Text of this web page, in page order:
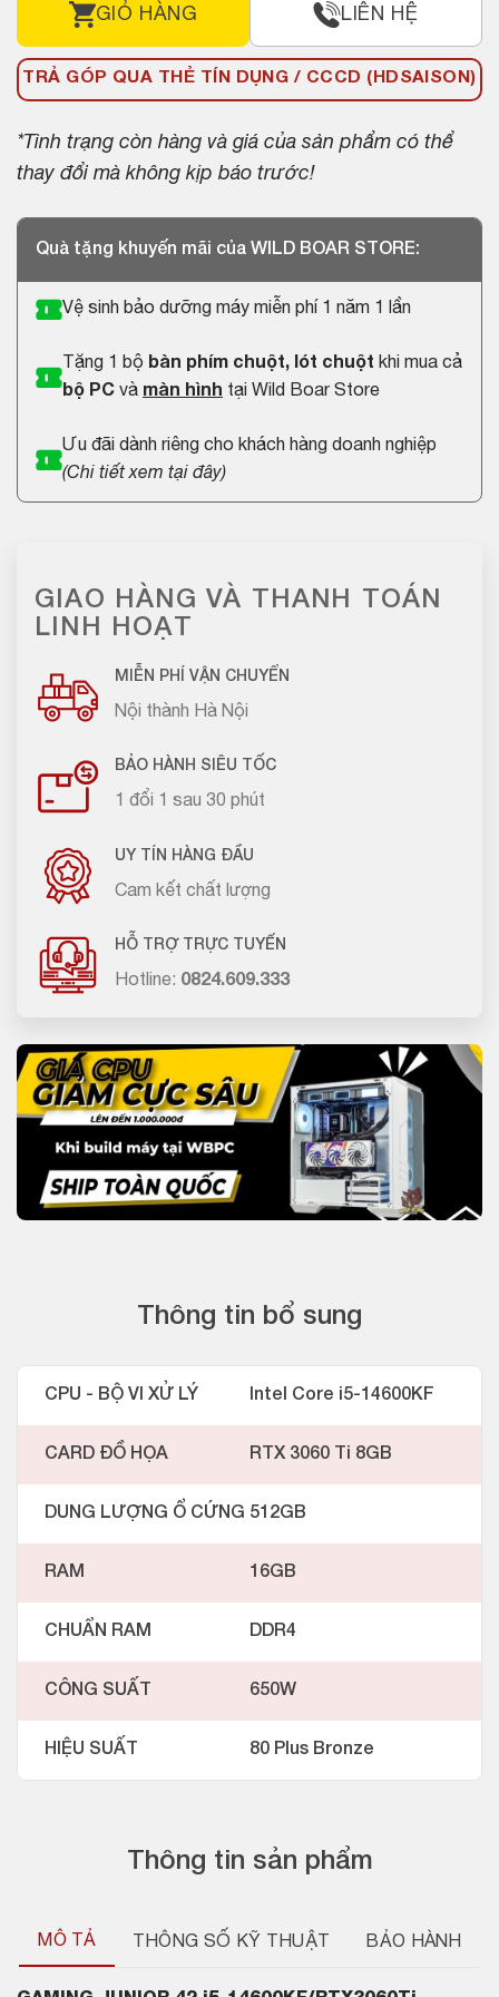
GIỎ HÀNG LIÊN HỆ
TRẢ GÓP QUA THẺ TÍN DỤNG / CCCD (HDSAISON)
*Tình trạng còn hàng và giá của sản phẩm có thể
thay đổi mà không kịp báo trước!
Quà tặng khuyến mãi của WILD BOAR STORE:
Vệ sinh bảo dưỡng máy miễn phí 1 năm 1 lần
Tặng 1 bộ bàn phím chuột, lót chuột khi mua cả
bộ PC và màn hình tại Wild Boar Store
Ưu đãi dành riêng cho khách hàng doanh nghiệp
(Chi tiết xem tại đây)
GIAO HÀNG VÀ THANH TOÁN
LINH HOẠT
MIỄN PHÍ VẬN CHUYỂN
Nội thành Hà Nội
BẢO HÀNH SIÊU TỐC
1 đổi 1 sau 30 phút
UY TÍN HÀNG ĐẦU
Cam kết chất lượng
HỖ TRỢ TRỰC TUYẾN
Hotline: 0824.609.333
Thông tin sản phẩm
MÔ TẢ THÔNG SỐ KỸ THUẬT BẢO HÀNH
Thông tin bổ sung
CPU - BỘ VI XỬ LÝ Intel Core i5-14600KF
CARD ĐỒ HỌA RTX 3060 Ti 8GB
DUNG LƯỢNG Ổ CỨNG 512GB
RAM 16GB
CHUẨN RAM DDR4
CÔNG SUẤT 650W
HIỆU SUẤT 80 Plus Bronze